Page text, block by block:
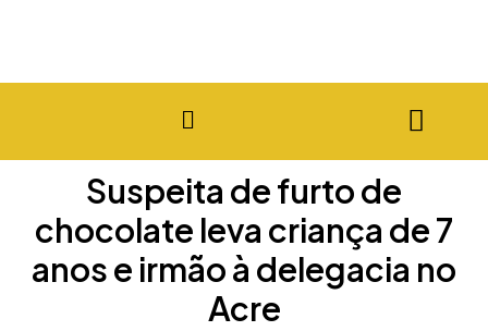
Suspeita de furto de
chocolate leva criança de 7
anos e irmão à delegacia no
Acre